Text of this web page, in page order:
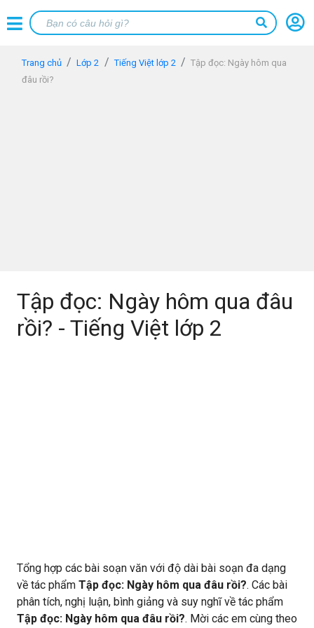
Trang chủ Lớp 2 Tiếng Việt lớp 2
Tập đọc: Ngày hôm qua
đâu rồi?
Tập đọc: Ngày hôm qua đâu
rồi? - Tiếng Việt lớp 2
Tổng hợp các bài soạn văn với độ dài bài soạn đa dạng
về tác phẩm Tập đọc: Ngày hôm qua đâu rồi?. Các bài
phân tích, nghị luận, bình giảng và suy nghĩ về tác phẩm
Tập đọc: Ngày hôm qua đâu rồi?. Mời các em cùng theo